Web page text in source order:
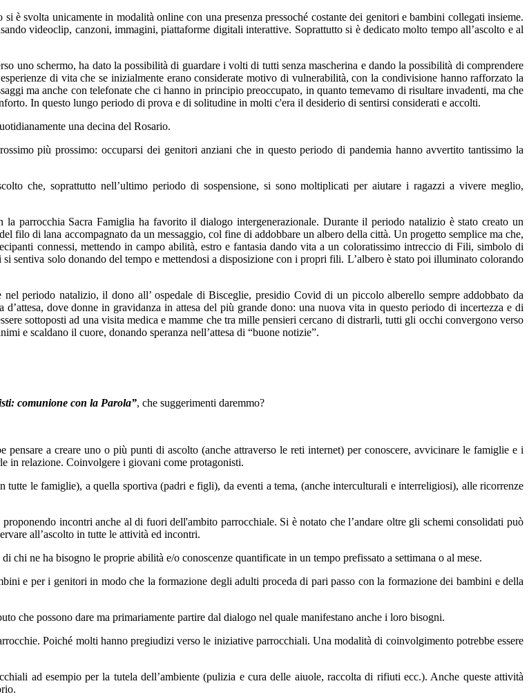
svolta unicamente in modalità online con una presenza pressoché costante dei genitori e bambini collegati insieme.
videoclip, canzoni, immagini, piattaforme digitali interattive. Soprattutto si è dedicato molto tempo all’ascolto e al
uno schermo, ha dato la possibilità di guardare i volti di tutti senza mascherina e dando la possibilità di comprendere
di vita che se inizialmente erano considerate motivo di vulnerabilità, con la condivisione hanno rafforzato la
ma anche con telefonate che ci hanno in principio preoccupato, in quanto temevamo di risultare invadenti, ma che
In questo lungo periodo di prova e di solitudine in molti c'era il desiderio di sentirsi considerati e accolti.
una decina del Rosario.
più prossimo: occuparsi dei genitori anziani che in questo periodo di pandemia hanno avvertito tantissimo la
che, soprattutto nell’ultimo periodo di sospensione, si sono moltiplicati per aiutare i ragazzi a vivere meglio,
parrocchia Sacra Famiglia ha favorito il dialogo intergenerazionale. Durante il periodo natalizio è stato creato un
filo di lana accompagnato da un messaggio, col fine di addobbare un albero della città. Un progetto semplice ma che,
connessi, mettendo in campo abilità, estro e fantasia dando vita a un coloratissimo intreccio di Fili, simbolo di
sentiva solo donando del tempo e mettendosi a disposizione con i propri fili. L’albero è stato poi illuminato colorando
periodo natalizio, il dono all’ ospedale di Bisceglie, presidio Covid di un piccolo alberello sempre addobbato da
dove donne in gravidanza in attesa del più grande dono: una nuova vita in questo periodo di incertezza e di
sottoposti ad una visita medica e mamme che tra mille pensieri cercano di distrarli, tutti gli occhi convergono verso
e scaldano il cuore, donando speranza nell’attesa di “buone notizie”.
comunione con la Parola”, che suggerimenti daremmo?
a creare uno o più punti di ascolto (anche attraverso le reti internet) per conoscere, avvicinare le famiglie e i
in relazione. Coinvolgere i giovani come protagonisti.
le famiglie), a quella sportiva (padri e figli), da eventi a tema, (anche interculturali e interreligiosi), alle ricorrenze
incontri anche al di fuori dell'ambito parrocchiale. Si è notato che l’andare oltre gli schemi consolidati può
all’ascolto in tutte le attività ed incontri.
chi ne ha bisogno le proprie abilità e/o conoscenze quantificate in un tempo prefissato a settimana o al mese.
e per i genitori in modo che la formazione degli adulti proceda di pari passo con la formazione dei bambini e della
che possono dare ma primariamente partire dal dialogo nel quale manifestano anche i loro bisogni.
Poiché molti hanno pregiudizi verso le iniziative parrocchiali. Una modalità di coinvolgimento potrebbe essere
ad esempio per la tutela dell’ambiente (pulizia e cura delle aiuole, raccolta di rifiuti ecc.). Anche queste attività